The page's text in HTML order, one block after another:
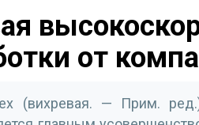
от
(вихревая. — Прим.